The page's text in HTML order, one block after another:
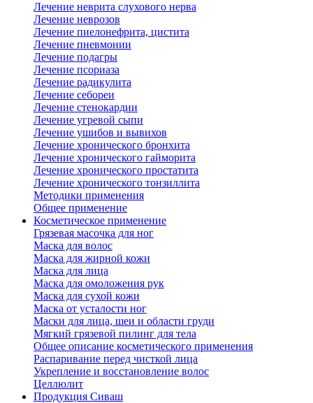
Лечение неврита слухового нерва
Лечение неврозов
Лечение пиелонефрита, цистита
Лечение пневмонии
Лечение подагры
Лечение псориаза
Лечение радикулита
Лечение себореи
Лечение стенокардии
Лечение угревой сыпи
Лечение ушибов и вывихов
Лечение хронического бронхита
Лечение хронического гайморита
Лечение хронического простатита
Лечение хронического тонзиллита
Методики применения
Общее применение
Косметическое применение
Грязевая масочка для ног
Маска для волос
Маска для жирной кожи
Маска для лица
Маска для омоложения рук
Маска для сухой кожи
Маска от усталости ног
Маски для лица, шеи и области груди
Мягкий грязевой пилинг для тела
Общее описание косметического применения
Распаривание перед чисткой лица
Укрепление и восстановление волос
Целлюлит
Продукция Сиваш